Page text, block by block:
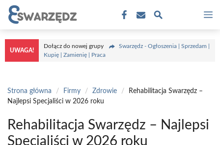
Przejdź
treści
UWAGA!
Dołącz do nowej grupy
Swarzędz - Ogłoszenia | Sprzedam |
Kupię | Zamienię | Praca
Strona główna / Firmy / Zdrowie /
Rehabilitacja Swarzędz –
Najlepsi Specjaliści w 2026 roku
Rehabilitacja Swarzędz – Najlepsi
Specjaliści w 2026 roku